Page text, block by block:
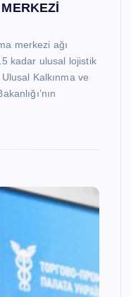
merkezi ağı
kadar ulusal lojistik
Kalkınma ve